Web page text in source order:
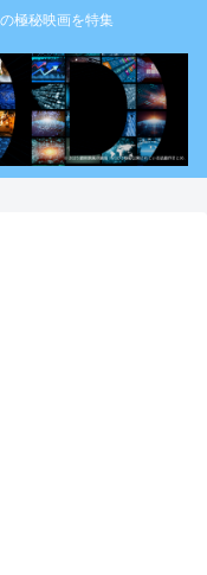
極秘映画を特集